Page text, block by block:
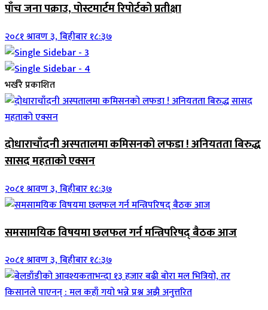
पाँच जना पक्राउ, पोस्टमार्टम रिपोर्टको प्रतीक्षा
२०८१ श्रावण ३, बिहीबार १८:३७
भर्खरै प्रकाशित
दोधाराचाँदनी अस्पतालमा कमिसनको लफडा ! अनियतता बिरुद्ध
सासद महताको एक्सन
२०८१ श्रावण ३, बिहीबार १८:३७
समसामयिक विषयमा छलफल गर्न मन्त्रिपरिषद् बैठक आज
२०८१ श्रावण ३, बिहीबार १८:३७